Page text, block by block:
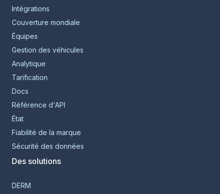
Intégrations
Couverture mondiale
Équipes
Gestion des véhicules
Analytique
Tarification
Docs
Référence d'API
État
Fiabilité de la marque
Sécurité des données
Des solutions
DERM